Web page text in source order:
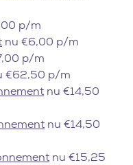
p/m
nu €6,00 p/m
p/m
€62,50 p/m
nu €14,50
nu €14,50
nu €15,25